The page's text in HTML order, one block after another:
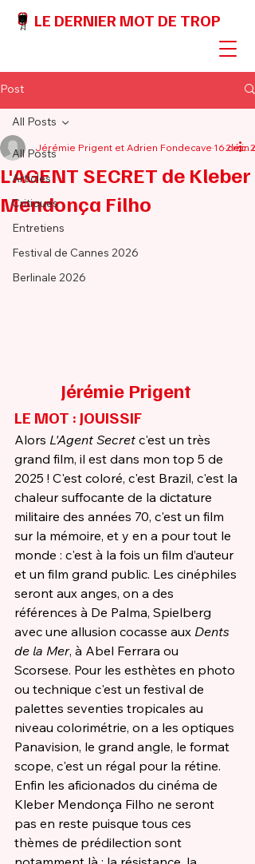
LE DERNIER MOT DE TROP
Post
All Posts
Articles
Critiques
Entretiens
Festival de Cannes 2026
Berlinale 2026
All Posts
L'AGENT SECRET de Kleber
Mendonça Filho
Jérémie Prigent et Adrien Fondecave 16 déc.
2 min
Jérémie Prigent
LE MOT : JOUISSIF
Alors L'Agent Secret c'est un très
grand film, il est dans mon top 5 de
2025 ! C'est coloré, c'est Brazil, c'est la
chaleur suffocante de la dictature
militaire des années 70, c'est un film
sur la mémoire, et y en a pour tout le
monde : c'est à la fois un film d’auteur
et un film grand public. Les cinéphiles
seront aux anges, on a des
références à De Palma, Spielberg
avec une allusion cocasse aux Dents
de la Mer, à Abel Ferrara ou
Scorsese. Pour les esthètes en photo
ou technique c'est un festival de
palettes seventies tropicales au
niveau colorimétrie, on a les optiques
Panavision, le grand angle, le format
scope, c'est un régal pour la rétine.
Enfin les aficionados du cinéma de
Kleber Mendonça Filho ne seront
pas en reste puisque tous ces
thèmes de prédilection sont